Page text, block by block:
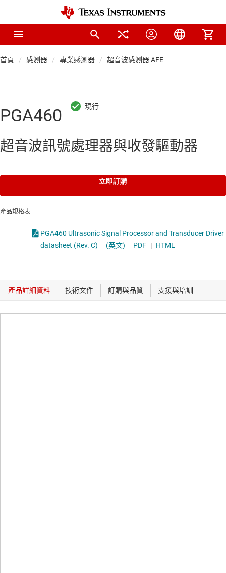
首頁 感測器 專業感測器 超音波感測器 AFE
PGA460
超音波訊號處理器與收發驅動器
立即訂購
產品規格表
PGA460 Ultrasonic Signal Processor and Transducer Driver
datasheet (Rev. C)
(英文) PDF | HTML